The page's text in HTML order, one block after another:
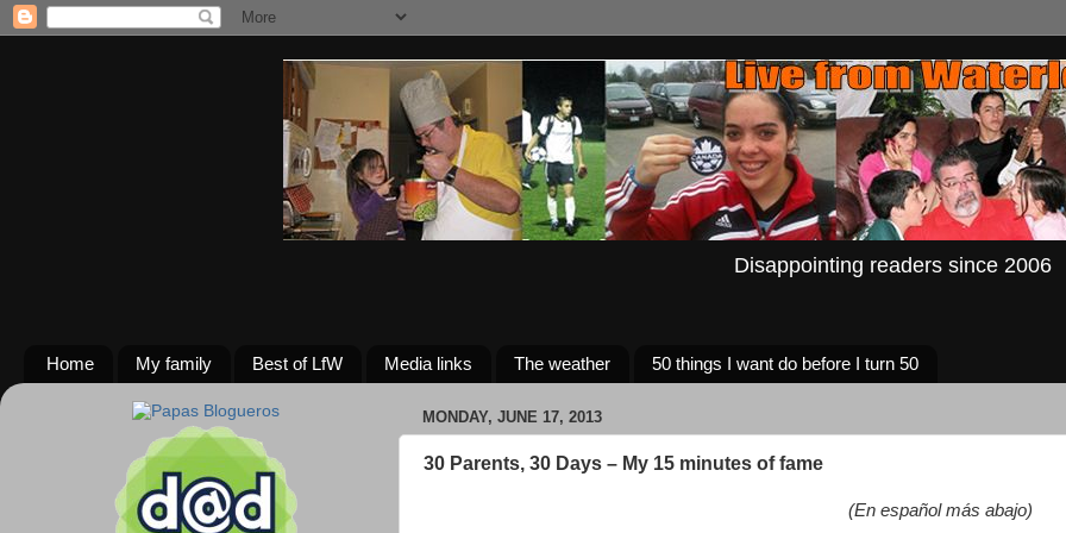
Disappointing readers since 2006
Home My family Best of LfW Media links The weather 50 things I want do before I turn 50
MONDAY, JUNE 17, 2013
30 Parents, 30 Days – My 15 minutes of fame
(En español más abajo)